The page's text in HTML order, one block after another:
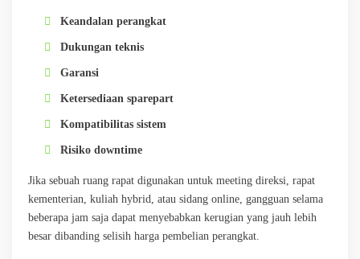
Keandalan perangkat
Dukungan teknis
Garansi
Ketersediaan sparepart
Kompatibilitas sistem
Risiko downtime
Jika sebuah ruang rapat digunakan untuk meeting direksi, rapat
kementerian, kuliah hybrid, atau sidang online, gangguan selama
beberapa jam saja dapat menyebabkan kerugian yang jauh lebih
besar dibanding selisih harga pembelian perangkat.